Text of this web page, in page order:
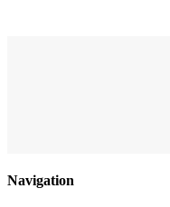
Navigation